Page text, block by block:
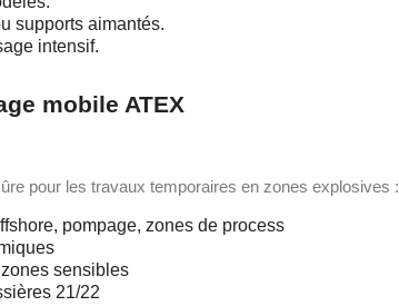
supports aimantés.
intensif.
mobile ATEX
pour les travaux temporaires en zones explosives :
pompage, zones de process
sensibles
21/22